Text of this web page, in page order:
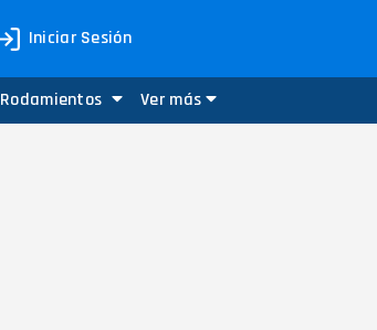
Iniciar Sesión
Rodamientos Ver más